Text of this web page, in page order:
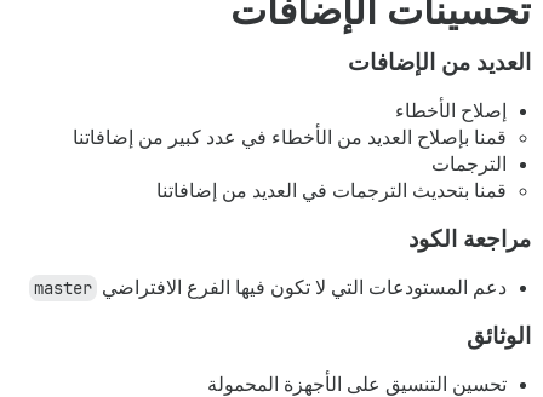
تحسينات الإضافات
العديد من الإضافات
إصلاح الأخطاء
قمنا بإصلاح العديد من الأخطاء في عدد كبير من إضافاتنا
الترجمات
قمنا بتحديث الترجمات في العديد من إضافاتنا
مراجعة الكود
دعم المستودعات التي لا تكون فيها الفرع الافتراضي master
الوثائق
تحسين التنسيق على الأجهزة المحمولة